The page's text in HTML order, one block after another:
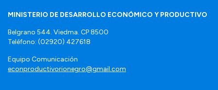
MINISTERIO DE DESARROLLO ECONÓMICO Y PRODUCTIVO
Belgrano 544. Viedma. CP 8500
Teléfono: (02920) 427618
Equipo Comunicación
econproductivorionegro@gmail.com